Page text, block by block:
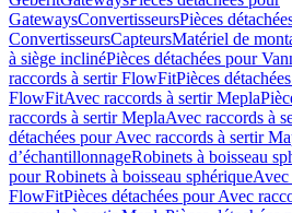
GatewaysConvertisseursPièces
ConvertisseursCapteursMatériel de
à siège inclinéPièces détachées pour
raccords à sertir FlowFitPièces
FlowFitAvec raccords à sertir Mepla
raccords à sertir MeplaAvec raccords à
détachées pour Avec raccords à sertir
d’échantillonnageRobinets à boisseau
pour Robinets à boisseau sphériqueAvec
FlowFitPièces détachées pour Avec